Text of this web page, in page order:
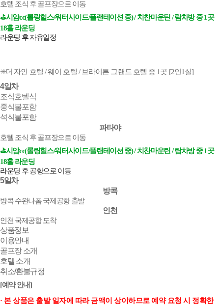
호텔 조식 후 골프장으로 이동
⛳️시암cc(롤링힐스/워터사이드/플랜테이션 중) / 치찬마운틴 / 람차방 중 1곳
18홀 라운딩
라운딩 후 자유일정
✳️더 자인 호텔 / 웨이 호텔 / 브라이튼 그랜드 호텔 중 1곳 [2인1실]
4일차
조식호텔식
중식불포함
석식불포함
파타야
호텔 조식 후 골프장으로 이동
⛳️시암cc(롤링힐스/워터사이드/플랜테이션 중) / 치찬마운틴 / 람차방 중 1곳
18홀 라운딩
라운딩 후 공항으로 이동
5일차
방콕
방콕 수완나폼 국제공항 출발
인천
인천 국제공항 도착
상품정보
이용안내
골프장 소개
호텔 소개
취소/환불규정
[예약 안내]
· 본 상품은 출발 일자에 따라 금액이 상이하므로 예약 요청 시 정확한